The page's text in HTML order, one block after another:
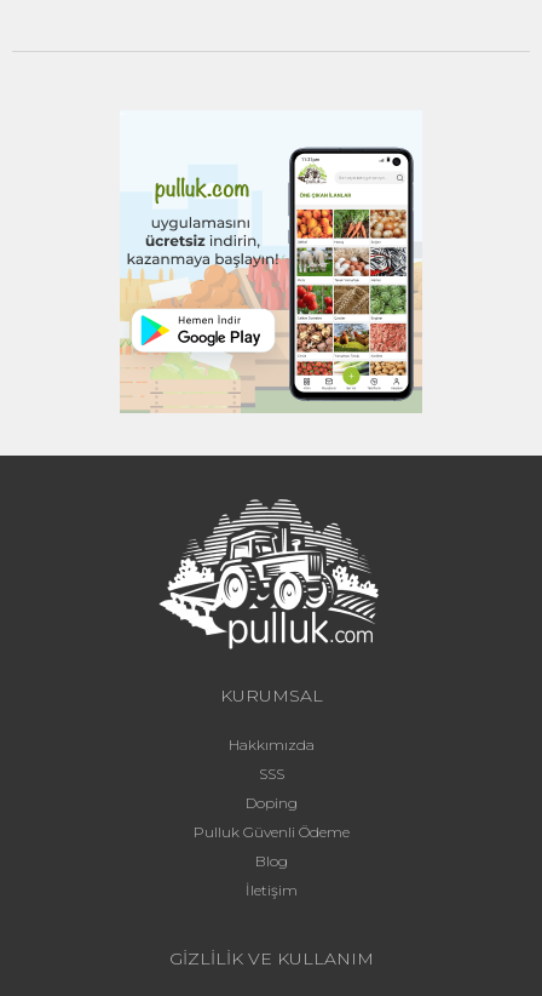
KURUMSAL
Hakkımızda
SSS
Doping
Pulluk Güvenli Ödeme
Blog
İletişim
GİZLİLİK VE KULLANIM